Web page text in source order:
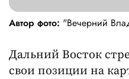
Автор фото: "Вечерний
Дальний Восток
свои позиции на